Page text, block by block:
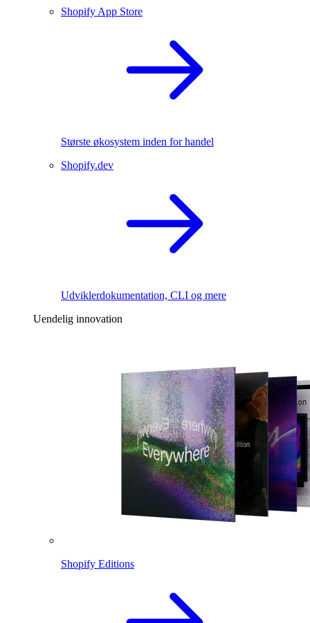
Shopify App Store
Største økosystem inden for handel
Shopify.dev
Udviklerdokumentation, CLI og mere
Uendelig innovation
Shopify Editions